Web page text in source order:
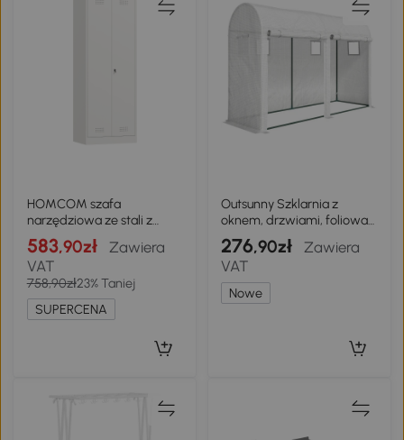
HOMCOM szafa
narzędziowa ze stali z
zamkiem, drzwiami i
regulowanymi półkami,
nośność 80 kg, kremowy
583,90zł
Zawiera
VAT
758,90zł23% Taniej
SUPERCENA
Outsunny Szklarnia z
oknem, drzwiami, foliowa
konstrukcja stalowa,
300x100x200cm, Biały
276,90zł
Zawiera
VAT
Nowe